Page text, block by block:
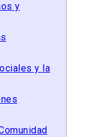
y
y la